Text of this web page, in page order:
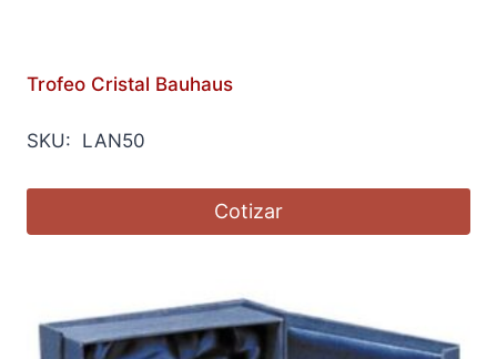
Trofeo Cristal Bauhaus
SKU: LAN50
Cotizar